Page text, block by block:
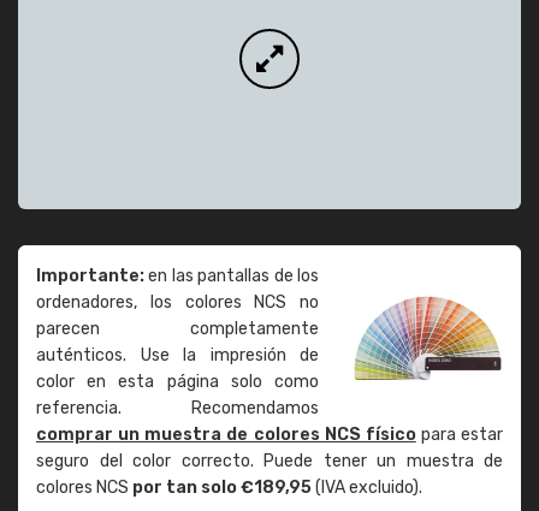
Importante:en las pantallas de los
ordenadores, los colores NCS no
parecen completamente
auténticos. Use la impresión de
color en esta página solo como
referencia. Recomendamos
comprar un muestra de colores NCS físicopara estar
seguro del color correcto. Puede tener un muestra de
colores NCS por tan solo €189,95(IVA excluido).